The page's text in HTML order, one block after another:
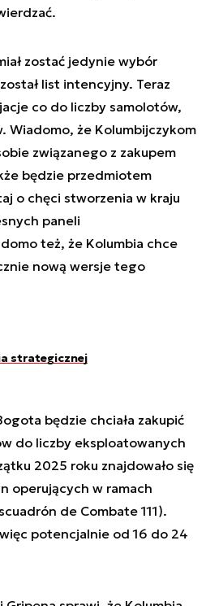
zostać jedynie wybór
list intencyjny. Teraz
co do liczby samolotów,
Wiadomo, że Kolumbijczykom
związanego z zakupem
będzie przedmiotem
o chęci stworzenia w kraju
paneli
też, że Kolumbia chce
nową wersje tego
strategicznej
będzie chciała zakupić
do liczby eksploatowanych
2025 roku znajdowało się
operujących w ramach
de Combate 111).
potencjalnie od 16 do 24